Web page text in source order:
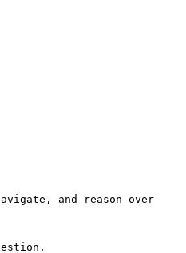
and reason over